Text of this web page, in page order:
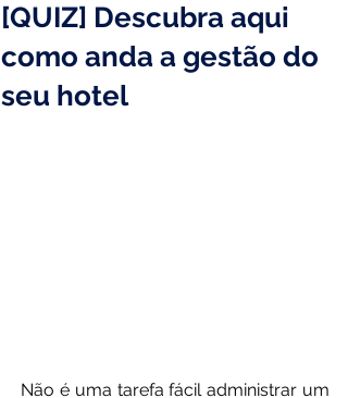
[QUIZ] Descubra aqui
como anda a gestão do
seu hotel
Não é uma tarefa fácil administrar um